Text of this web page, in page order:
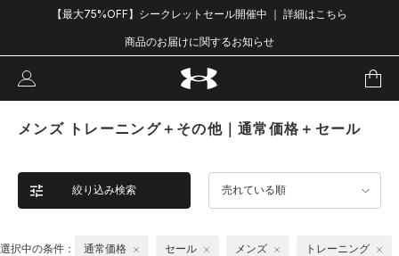
【最大75%OFF】シークレットセール開催中 ｜ 詳細はこちら
商品のお届けに関するお知らせ
メンズ トレーニング＋その他｜通常価格＋セール
絞り込み検索 売れている順
選択中の条件： 通常価格 セール メンズ トレーニング